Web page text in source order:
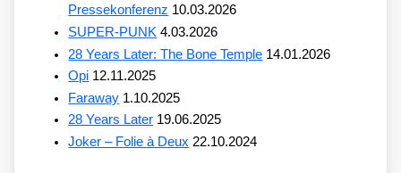
Pressekonferenz 10.03.2026
SUPER-PUNK 4.03.2026
28 Years Later: The Bone Temple 14.01.2026
Opi 12.11.2025
Faraway 1.10.2025
28 Years Later 19.06.2025
Joker – Folie à Deux 22.10.2024